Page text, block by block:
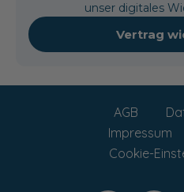
unser digitales
Vertrag
AGB
Impressum
Cookie-